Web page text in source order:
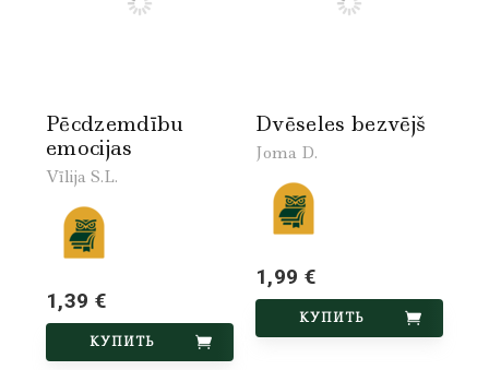
Pēcdzemdību
emocijas
Vīlija S.L.
1,39 €
КУПИТЬ
Dvēseles bezvējš
Joma D.
1,99 €
КУПИТЬ